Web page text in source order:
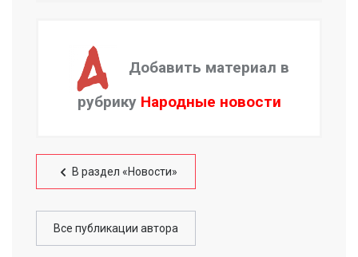
Добавить материал в
рубрику Народные новости
В раздел «Новости»
Все публикации автора